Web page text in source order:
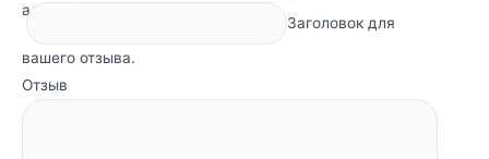
адрес электронной почты?
Заголовок для
вашего отзыва.
Отзыв